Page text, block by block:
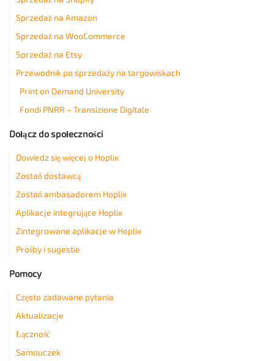
Sprzedaż na Amazon
Sprzedaż na WooCommerce
Sprzedaż na Etsy
Przewodnik po sprzedaży na targowiskach
Print on Demand University
Fondi PNRR – Transizione Digitale
Dołącz do społeczności
Dowiedz się więcej o Hoplix
Zostań dostawcą
Zostań ambasadorem Hoplix
Aplikacje integrujące Hoplix
Zintegrowane aplikacje w Hoplix
Prośby i sugestie
Pomocy
Często zadawane pytania
Aktualizacje
Łączność
Samouczek